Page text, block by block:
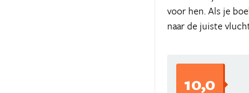
voor hen. Als je
naar de juiste
10,0